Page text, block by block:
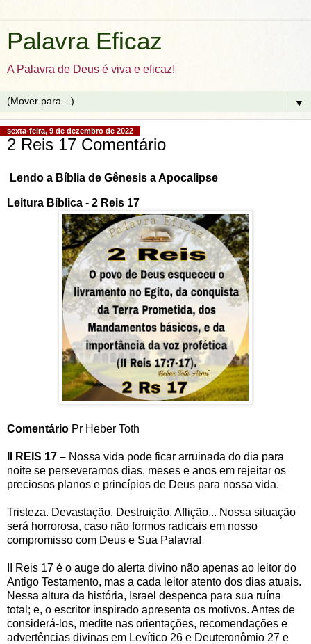
Palavra Eficaz
A Palavra de Deus é viva e eficaz!
▼
sexta-feira, 9 de dezembro de 2022
2 Reis 17 Comentário
Lendo a Bíblia de Gênesis a Apocalipse
Leitura Bíblica - 2 Reis 17
Comentário Pr Heber Toth
II REIS 17 – Nossa vida pode ficar arruinada do dia para
noite se perseveramos dias, meses e anos em rejeitar os
preciosos planos e princípios de Deus para nossa vida.
Tristeza. Devastação. Destruição. Aflição... Nossa situação
será horrorosa, caso não formos radicais em nosso
compromisso com Deus e Sua Palavra!
II Reis 17 é o auge do alerta divino não apenas ao leitor do
Antigo Testamento, mas a cada leitor atento dos dias atuais.
Nessa altura da história, Israel despenca para sua ruína
total; e, o escritor inspirado apresenta os motivos. Antes de
considerá-los, medite nas orientações, recomendações e
advertências divinas em Levítico 26 e Deuteronômio 27 e